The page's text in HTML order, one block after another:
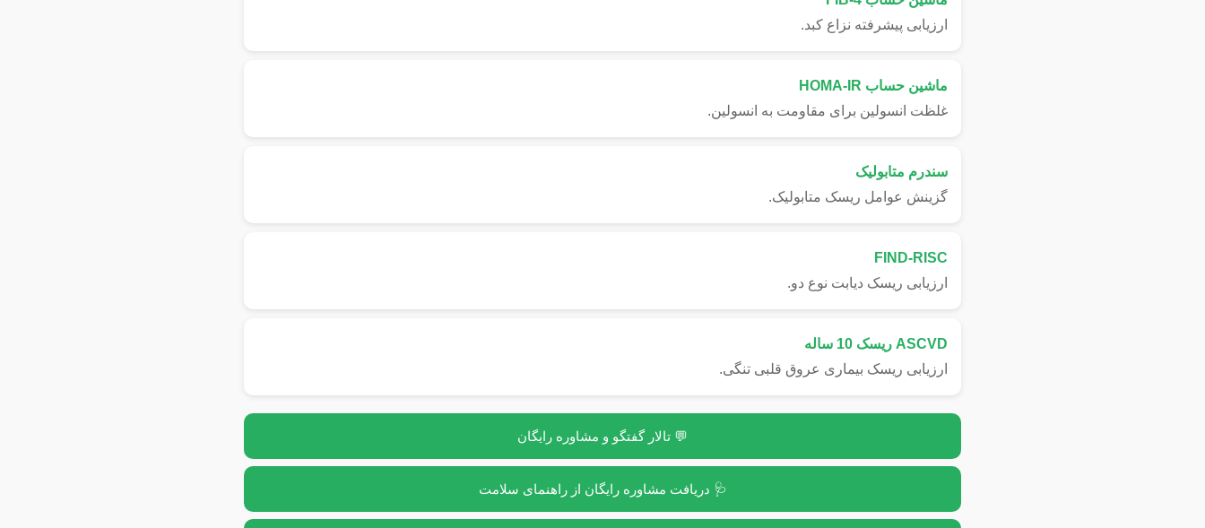
ارزیابی پیشرفته نزاع کبد.
ماشین حساب HOMA-IR
غلظت انسولین برای مقاومت به انسولین.
سندرم متابولیک
گزینش عوامل ریسک متابولیک.
FIND-RISC
ارزیابی ریسک دیابت نوع دو.
ASCVD ریسک 10 ساله
ارزیابی ریسک بیماری عروق قلبی تنگی.
💬 تالار گفتگو و مشاوره رایگان
🩺 دریافت مشاوره رایگان از راهنمای سلامت